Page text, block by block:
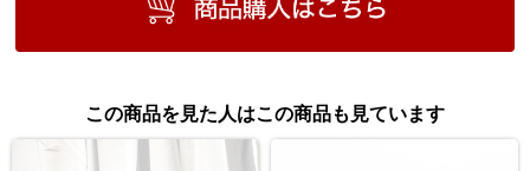
この商品を見た人はこの商品も見ています